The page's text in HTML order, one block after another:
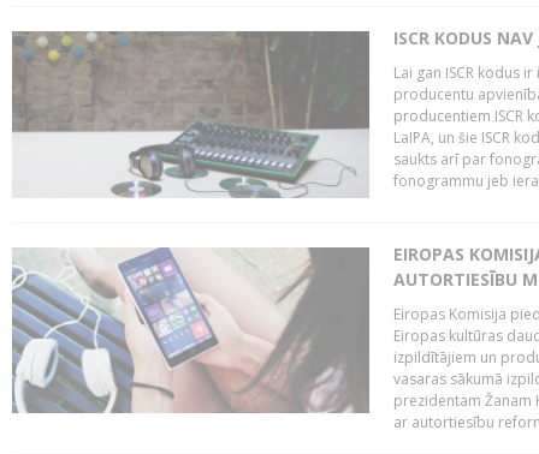
ISCR KODUS
Lai gan ISCR kodus
producentu
producentiem ISCR
LaIPA, un šie ISCR
saukts arī par
fonogrammu jeb
EIROPAS
AUTORTIESĪBU
Eiropas Komisija
Eiropas kultūras
izpildītājiem un
vasaras sākumā
prezidentam Žanam
ar autortiesību